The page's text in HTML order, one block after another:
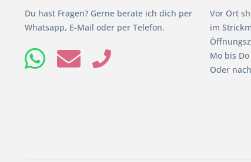
Du hast Fragen? Gerne berate ich dich per
Whatsapp, E-Mail oder per Telefon.
Vor Ort
im
Mo bis
Oder